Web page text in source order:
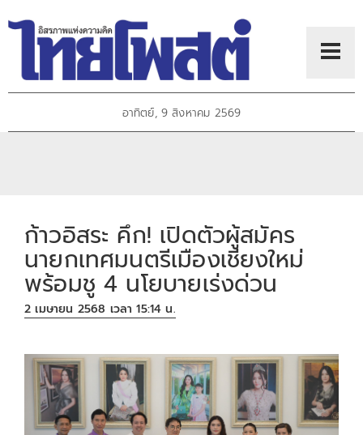
อาทิตย์, 9 สิงหาคม 2569
ก้าวอิสระ คึก! เปิดตัวผู้สมัคร
นายกเทศมนตรีเมืองเชียงใหม่
พร้อมชู 4 นโยบายเร่งด่วน
2 เมษายน 2568 เวลา 15:14 น.